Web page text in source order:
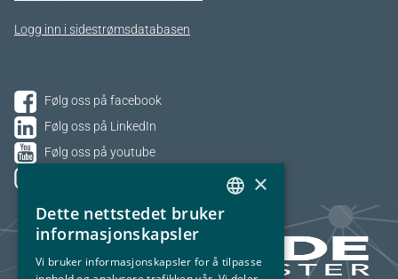
Logg inn i sidestrømsdatabasen
Følg oss på facebook
Følg oss på LinkedIn
Følg oss på youtube
NORWEGIAN
×
Dette nettstedet bruker
informasjonskapsler
Vi bruker informasjonskapsler for å tilpasse